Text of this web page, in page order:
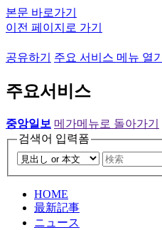
본문 바로가기
이전 페이지로 가기
공유하기 주요 서비스 메뉴 열기
주요서비스
중앙일보 메가메뉴로 돌아가기
검색어 입력폼
HOME
最新記事
ニュース